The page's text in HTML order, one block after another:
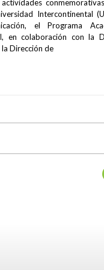
Intercontinental
el Programa
en colaboración con la
Dirección de